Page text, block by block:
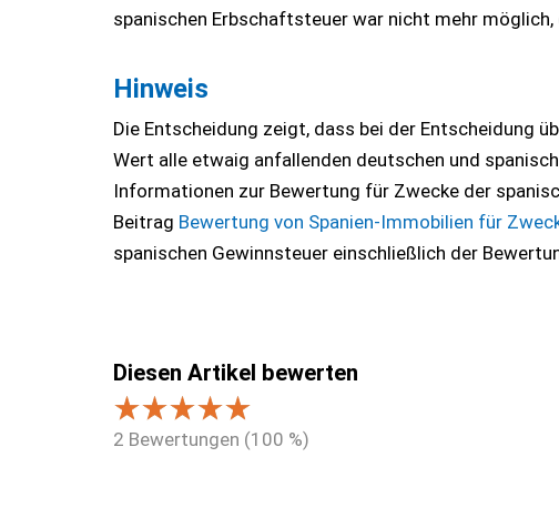
spanischen Erbschaftsteuer war nicht mehr
Hinweis
Die Entscheidung zeigt, dass bei der Entscheidung
Wert alle etwaig anfallenden deutschen und
Informationen zur Bewertung für Zwecke der
Beitrag Bewertung von Spanien-Immobilien für
spanischen Gewinnsteuer einschließlich der
Diesen Artikel bewerten
2 Bewertungen (100 %)